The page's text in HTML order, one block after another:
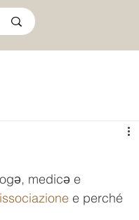
medicǝ e
e perché